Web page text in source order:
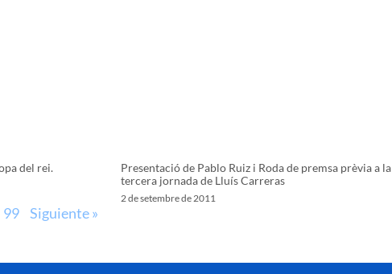
del rei.
Presentació de Pablo Ruiz i Roda de premsa prèvia a la
tercera jornada de Lluís Carreras
2 de setembre de 2011
99 Siguiente »